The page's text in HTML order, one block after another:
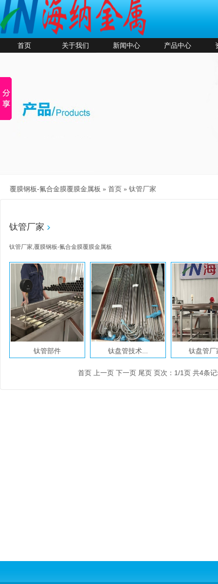
首页 关于我们 新闻中心 产品中心
覆膜钢板-氟合金膜覆膜金属板 » 首页 » 钛管厂家
钛管厂家
钛管厂家,覆膜钢板-氟合金膜覆膜金属板
钛管部件 钛盘管技术... 钛盘管厂
首页 上一页 下一页 尾页 页次：1/1页 共4条